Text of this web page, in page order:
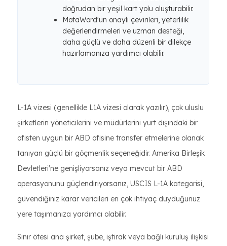
doğrudan bir yeşil kart yolu oluşturabilir.
MotaWord'ün onaylı çevirileri, yeterlilik
değerlendirmeleri ve uzman desteği,
daha güçlü ve daha düzenli bir dilekçe
hazırlamanıza yardımcı olabilir.
L-1A vizesi (genellikle L1A vizesi olarak yazılır), çok uluslu
şirketlerin yöneticilerini ve müdürlerini yurt dışındaki bir
ofisten uygun bir ABD ofisine transfer etmelerine olanak
tanıyan güçlü bir göçmenlik seçeneğidir. Amerika Birleşik
Devletleri'ne genişliyorsanız veya mevcut bir ABD
operasyonunu güçlendiriyorsanız, USCIS L-1A kategorisi,
güvendiğiniz karar vericileri en çok ihtiyaç duyduğunuz
yere taşımanıza yardımcı olabilir.
Sınır ötesi ana şirket, şube, iştirak veya bağlı kuruluş ilişkisi